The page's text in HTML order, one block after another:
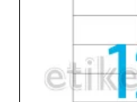
net baskı alınır.
çizimdir. Gerçek